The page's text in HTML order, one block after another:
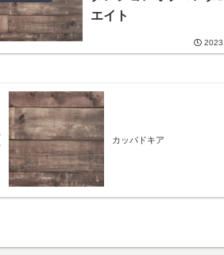
エイト
カッパドキア